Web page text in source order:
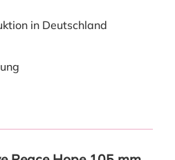
in Deutschland